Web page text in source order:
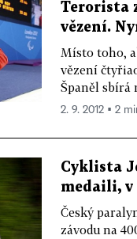
Terorista
vězení.
Místo toho,
vězení
Španěl sbírá
2. 9. 2012 ▪ 2
Cyklista
medaili, v
Český
závodu na